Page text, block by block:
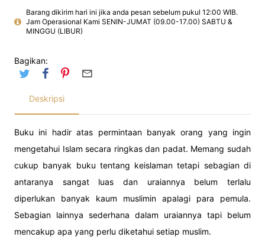
Barang dikirim hari ini jika anda pesan sebelum pukul 12:00 WIB.
Jam Operasional Kami SENIN-JUMAT (09.00-17.00) SABTU &
MINGGU (LIBUR)
Bagikan:
Deskripsi
Buku ini hadir atas permintaan banyak orang yang ingin
mengetahui Islam secara ringkas dan padat. Memang sudah
cukup banyak buku tentang keislaman tetapi sebagian di
antaranya sangat luas dan uraiannya belum terlalu
diperlukan banyak kaum muslimin apalagi para pemula.
Sebagian lainnya sederhana dalam uraiannya tapi belum
mencakup apa yang perlu diketahui setiap muslim.